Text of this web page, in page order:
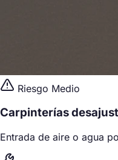
Riesgo Medio
Carpinterías
Entrada de aire o agua